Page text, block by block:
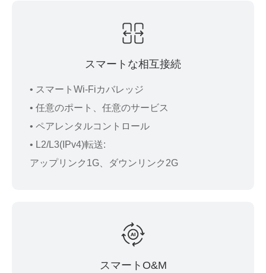
スマートな相互接続
• スマートWi-Fiカバレッジ
• 任意のポート、任意のサービス
• ペアレンタルコントロール
• L2/L3(IPv4)転送:
アップリンク1G、ダウンリンク2G
スマートO&M